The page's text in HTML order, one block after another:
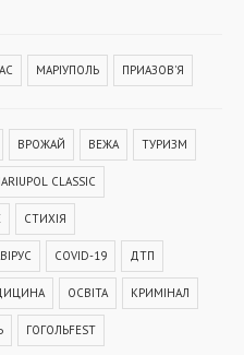
МАРІУПОЛЬ ПРИАЗОВ'Я
ВРОЖАЙ ВЕЖА ТУРИЗМ
CLASSIC
СТИХІЯ
COVID-19 ДТП
ОСВІТА КРИМІНАЛ
ГОГОЛЬFEST